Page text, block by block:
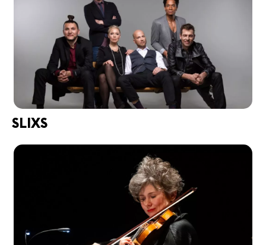
SLIXS